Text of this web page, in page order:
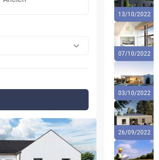
13/10/2022
07/10/2022
03/10/2022
26/09/2022